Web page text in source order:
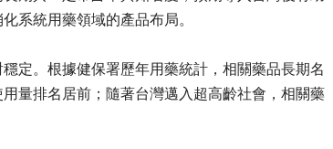
系統用藥領域的產品布局。
定。根據健保署歷年用藥統計，相關藥品長期名
量排名居前；隨著台灣邁入超高齡社會，相關藥